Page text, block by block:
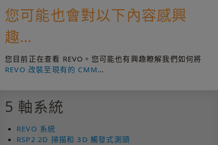
您可能也會對以下內容感興
趣…
您目前正在查看 REVO。您可能也有興趣瞭解我們如何將
REVO 改裝至現有的 CMM …
5 軸系統
REVO 系統
RSP2 2D 掃描和 3D 觸發式測頭